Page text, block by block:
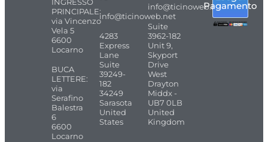
INGRESSO
PRINCIPALE:
via Vincenzo
Vela 5
6600
Locarno
BUCA
LETTERE:
via
Serafino
Balestra
6
6600
Locarno
info@ticinoweb.net
4283
Express
Lane
Suite
39249-
182
34249
Sarasota
United
States
info@ticinoweb.net
Suite
3962-182
Unit 9,
Skyport
Drive
West
Drayton
Middx -
UB7 0LB
United
Kingdom
Pagamento